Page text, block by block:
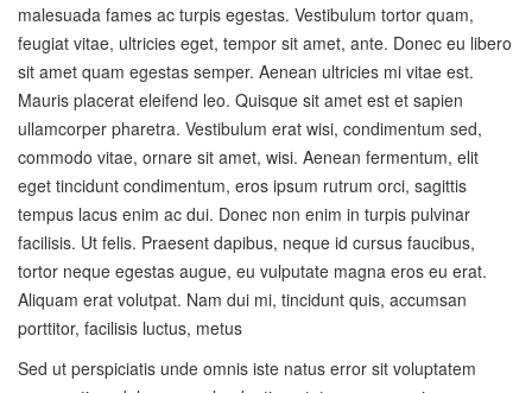
malesuada fames ac turpis egestas. Vestibulum tortor quam,
feugiat vitae, ultricies eget, tempor sit amet, ante. Donec eu libero
sit amet quam egestas semper. Aenean ultricies mi vitae est.
Mauris placerat eleifend leo. Quisque sit amet est et sapien
ullamcorper pharetra. Vestibulum erat wisi, condimentum sed,
commodo vitae, ornare sit amet, wisi. Aenean fermentum, elit
eget tincidunt condimentum, eros ipsum rutrum orci, sagittis
tempus lacus enim ac dui. Donec non enim in turpis pulvinar
facilisis. Ut felis. Praesent dapibus, neque id cursus faucibus,
tortor neque egestas augue, eu vulputate magna eros eu erat.
Aliquam erat volutpat. Nam dui mi, tincidunt quis, accumsan
porttitor, facilisis luctus, metus
Sed ut perspiciatis unde omnis iste natus error sit voluptatem